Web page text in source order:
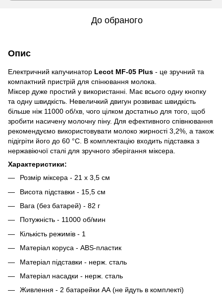
До обраного
Опис
Електричний капучинатор Lecot MF-05 Plus - це зручний та
компактний пристрій для спінювання молока.
Міксер дуже простий у використанні. Має всього одну кнопку
та одну швидкість. Невеличкий двигун розвиває швидкість
більше ніж 11000 об/хв, чого цілком достатньо для того, щоб
зробити насичену молочну піну. Для ефективного співнювання
рекомендуємо використовувати молоко жирності 3,2%, а також
підігріти його до 60 °С. В комплектацію входить підставка з
нержавіючої сталі для зручного зберігання міксера.
Характеристики:
Розмір міксера - 21 х 3,5 см
Висота підставки - 15,5 см
Вага (без батарей) - 82 г
Потужність - 11000 об/мин
Кількість режимів - 1
Матеріал коруса - ABS-пластик
Матеріал підставки - нерж. сталь
Матеріал насадки - нерж. сталь
Живлення - 2 батарейки АА (не йдуть в комплекті)